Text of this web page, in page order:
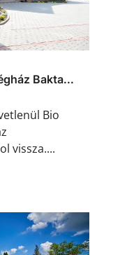
Bakta...
Bio
vissza....